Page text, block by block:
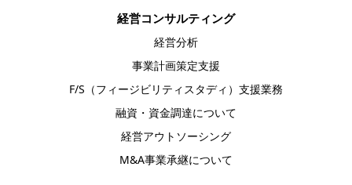
経営コンサルティング
経営分析
事業計画策定支援
F/S（フィージビリティスタディ）支援業務
融資・資金調達について
経営アウトソーシング
M&A事業承継について